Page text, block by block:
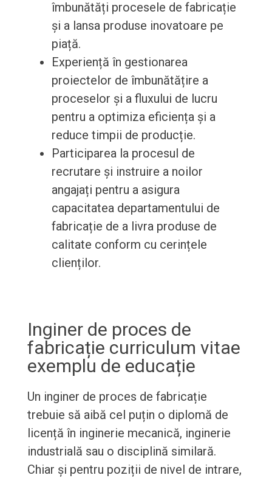
îmbunătăți procesele de fabricație
și a lansa produse inovatoare pe
piață.
Experiență în gestionarea
proiectelor de îmbunătățire a
proceselor și a fluxului de lucru
pentru a optimiza eficiența și a
reduce timpii de producție.
Participarea la procesul de
recrutare și instruire a noilor
angajați pentru a asigura
capacitatea departamentului de
fabricație de a livra produse de
calitate conform cu cerințele
clienților.
Inginer de proces de
fabricație curriculum vitae
exemplu de educație
Un inginer de proces de fabricație
trebuie să aibă cel puțin o diplomă de
licență în inginerie mecanică, inginerie
industrială sau o disciplină similară.
Chiar și pentru poziții de nivel de intrare,